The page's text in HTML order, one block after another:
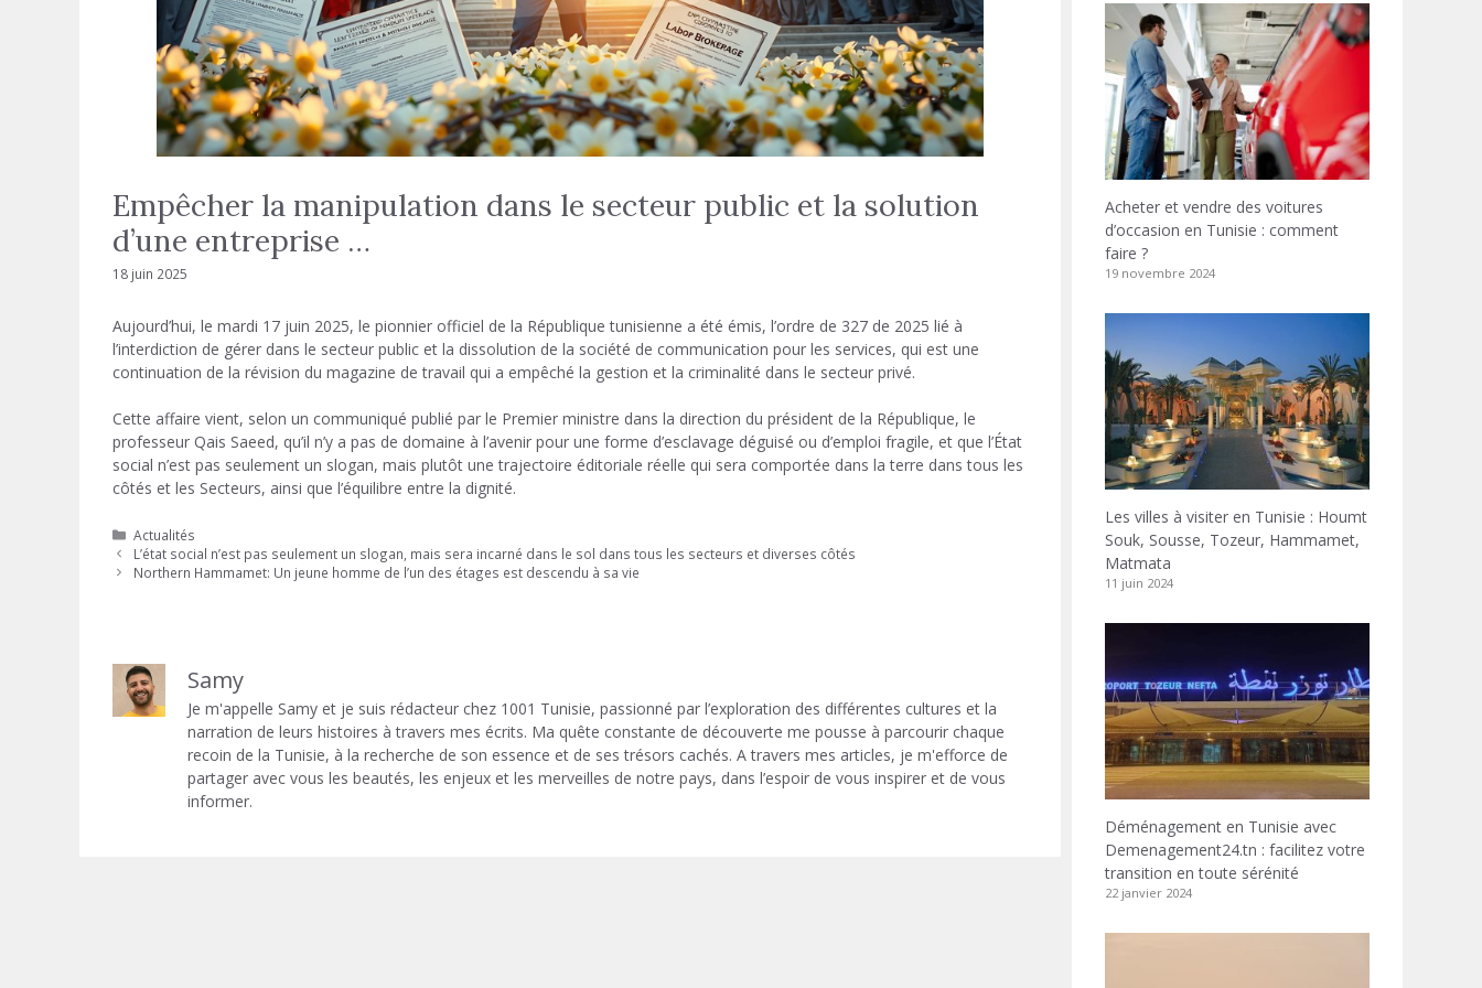
Empêcher la manipulation dans le secteur public et la solution
d’une entreprise …
18 juin 2025
Aujourd’hui, le mardi 17 juin 2025, le pionnier officiel de la République tunisienne a été émis, l’ordre de 327 de 2025 lié à
l’interdiction de gérer dans le secteur public et la dissolution de la société de communication pour les services, qui est une
continuation de la révision du magazine de travail qui a empêché la gestion et la criminalité dans le secteur privé.
Cette affaire vient, selon un communiqué publié par le Premier ministre dans la direction du président de la République, le
professeur Qais Saeed, qu’il n’y a pas de domaine à l’avenir pour une forme d’esclavage déguisé ou d’emploi fragile, et que l’État
social n’est pas seulement un slogan, mais plutôt une trajectoire éditoriale réelle qui sera comportée dans la terre dans tous les
côtés et les Secteurs, ainsi que l’équilibre entre la dignité.
Catégories
Actualités
L’état social n’est pas seulement un slogan, mais sera incarné dans le sol dans tous les secteurs et diverses côtés
Northern Hammamet: Un jeune homme de l’un des étages est descendu à sa vie
Samy
Je m'appelle Samy et je suis rédacteur chez 1001 Tunisie, passionné par l’exploration des différentes cultures et la
narration de leurs histoires à travers mes écrits. Ma quête constante de découverte me pousse à parcourir chaque
recoin de la Tunisie, à la recherche de son essence et de ses trésors cachés. A travers mes articles, je m'efforce de
partager avec vous les beautés, les enjeux et les merveilles de notre pays, dans l’espoir de vous inspirer et de vous
informer.
Acheter et vendre des voitures
d’occasion en Tunisie : comment
faire ?
19 novembre 2024
Les villes à visiter en Tunisie : Houmt
Souk, Sousse, Tozeur, Hammamet,
Matmata
11 juin 2024
Déménagement en Tunisie avec
Demenagement24.tn : facilitez votre
transition en toute sérénité
22 janvier 2024